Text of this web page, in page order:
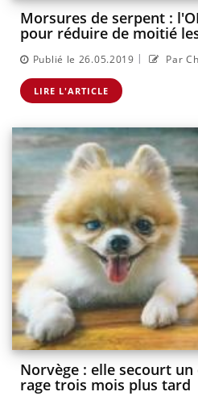
Morsures de serpent :
pour réduire de moitié
Publié le 26.05.2019 | Par
LIRE L'ARTICLE
Norvège : elle secourt
rage trois mois plus tard